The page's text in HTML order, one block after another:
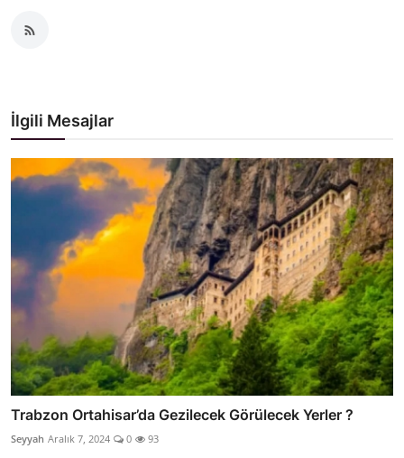
İlgili Mesajlar
Trabzon Ortahisar’da Gezilecek Görülecek Yerler ?
Seyyah Aralık 7, 2024 0 93